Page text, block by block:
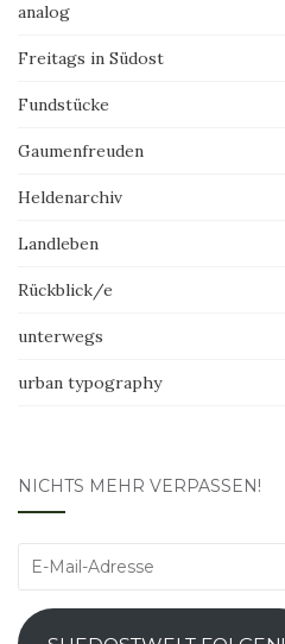
analog
Freitags in Südost
Fundstücke
Gaumenfreuden
Heldenarchiv
Landleben
Rückblick/e
unterwegs
urban typography
NICHTS MEHR VERPASSEN!
E-
Adresse